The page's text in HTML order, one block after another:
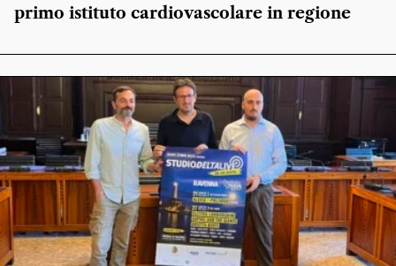
primo istituto cardiovascolare in regione